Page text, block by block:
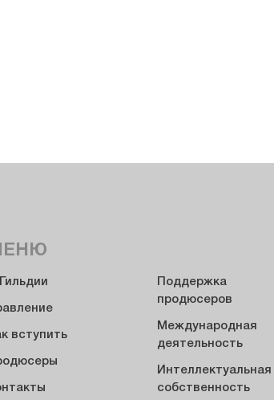
вступить
Поддержка
продюсеров
Международная
деятельность
Интеллектуальная
собственность